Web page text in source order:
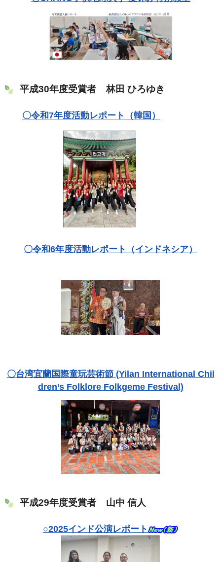
平成30年度受賞者 林田 ひろゆき
〇令和7年度活動レポート（韓国）
〇令和6年度活動レポート（インドネシア）
〇台湾宜蘭国際童玩芸術節 (Yilan International Chil
dren’s Folklore Folkgeme Festival)
平成29年度受賞者 山中 信人
○2025インド公演レポート